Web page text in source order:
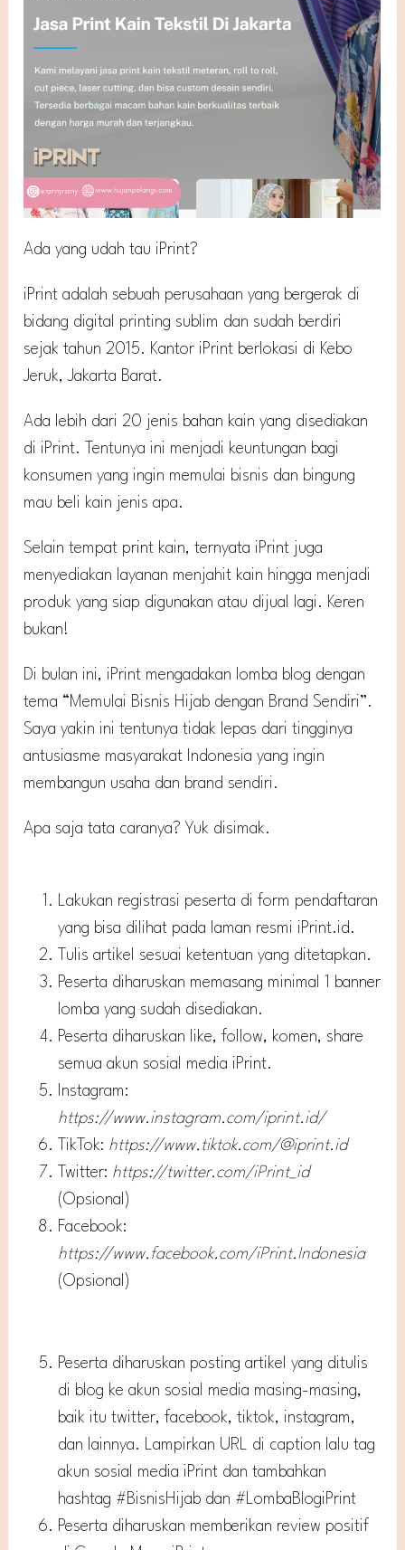
Ada yang udah tau iPrint?
iPrint adalah sebuah perusahaan yang bergerak di
bidang digital printing sublim dan sudah berdiri
sejak tahun 2015. Kantor iPrint berlokasi di Kebo
Jeruk, Jakarta Barat.
Ada lebih dari 20 jenis bahan kain yang disediakan
di iPrint. Tentunya ini menjadi keuntungan bagi
konsumen yang ingin memulai bisnis dan bingung
mau beli kain jenis apa.
Selain tempat print kain, ternyata iPrint juga
menyediakan layanan menjahit kain hingga menjadi
produk yang siap digunakan atau dijual lagi. Keren
bukan!
Di bulan ini, iPrint mengadakan lomba blog dengan
tema “Memulai Bisnis Hijab dengan Brand Sendiri”.
Saya yakin ini tentunya tidak lepas dari tingginya
antusiasme masyarakat Indonesia yang ingin
membangun usaha dan brand sendiri.
Apa saja tata caranya? Yuk disimak.
Lakukan registrasi peserta di form pendaftaran
yang bisa dilihat pada laman resmi iPrint.id.
Tulis artikel sesuai ketentuan yang ditetapkan.
Peserta diharuskan memasang minimal 1 banner
lomba yang sudah disediakan.
Peserta diharuskan like, follow, komen, share
semua akun sosial media iPrint.
Instagram:
https://www.instagram.com/iprint.id/
TikTok: https://www.tiktok.com/@iprint.id
Twitter: https://twitter.com/iPrint_id
(Opsional)
Facebook:
https://www.facebook.com/iPrint.Indonesia
(Opsional)
Peserta diharuskan posting artikel yang ditulis
di blog ke akun sosial media masing-masing,
baik itu twitter, facebook, tiktok, instagram,
dan lainnya. Lampirkan URL di caption lalu tag
akun sosial media iPrint dan tambahkan
hashtag #BisnisHijab dan #LombaBlogiPrint
Peserta diharuskan memberikan review positif